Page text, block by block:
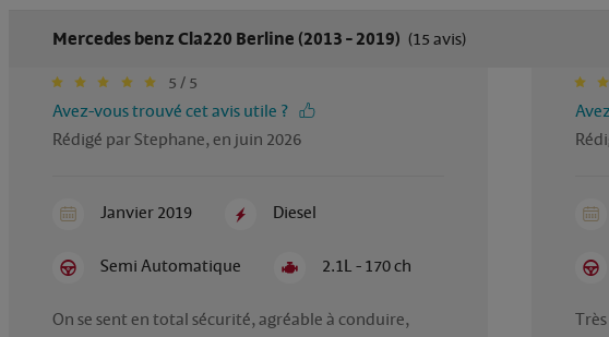
Mercedes benz Cla220 Berline (2013 - 2019) (15 avis)
5 / 5
Avez-vous trouvé cet avis utile ?
Rédigé par Stephane, en juin 2026
Janvier 2019 Diesel
Semi Automatique 2.1L - 170 ch
On se sent en total sécurité, agréable à conduire,